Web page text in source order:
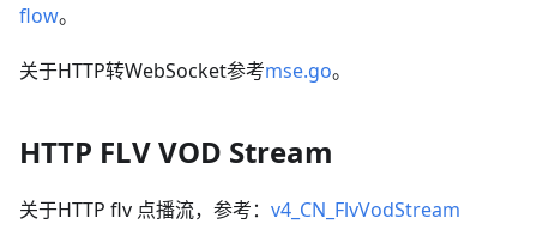
flow。
关于HTTP转WebSocket参考mse.go。
HTTP FLV VOD Stream
关于HTTP flv 点播流，参考： v4_CN_FlvVodStream